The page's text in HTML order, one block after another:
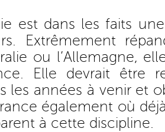
est dans les faits
Extrêmement
ou l’Allemagne,
Elle devrait être
les années à venir et
également où
à cette discipline.